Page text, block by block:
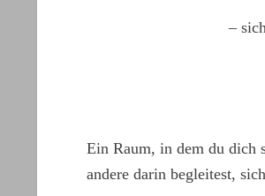
–
Ein Raum, in dem du dich
andere darin begleitest,